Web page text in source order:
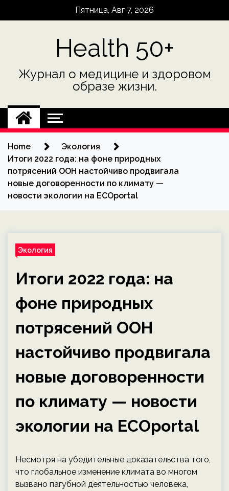
Пятница, Авг 7, 2026
Health 50+
Журнал о медицине и здоровом
образе жизни.
Home
Экология
Итоги 2022 года: на фоне природных
потрясений ООН настойчиво продвигала
новые договоренности по климату —
новости экологии на ECOportal
Экология
Итоги 2022 года: на
фоне природных
потрясений ООН
настойчиво продвигала
новые договоренности
по климату — новости
экологии на ECOportal
Несмотря на убедительные доказательства того,
что глобальное изменение климата во многом
вызвано пагубной деятельностью человека,